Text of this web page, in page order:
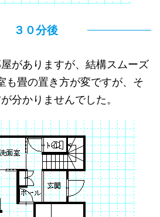
３０分後
がありますが、結構スムーズ
も畳の置き方が変ですが、そ
分かりませんでした。